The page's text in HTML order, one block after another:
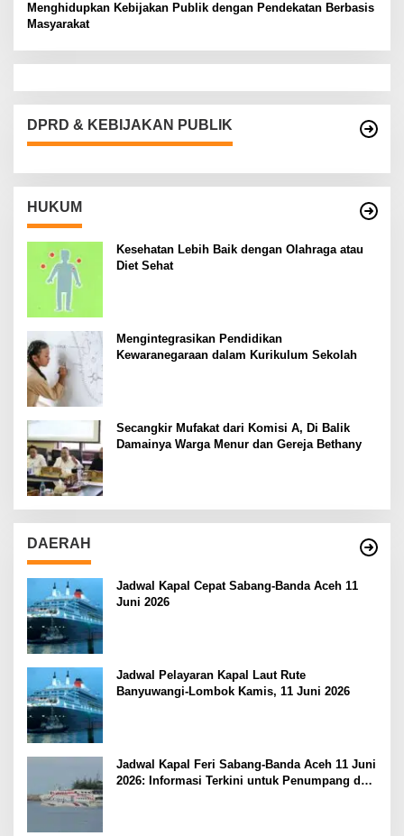
Menghidupkan Kebijakan Publik dengan Pendekatan Berbasis
Masyarakat
DPRD & KEBIJAKAN PUBLIK
HUKUM
Kesehatan Lebih Baik dengan Olahraga atau
Diet Sehat
Mengintegrasikan Pendidikan
Kewaranegaraan dalam Kurikulum Sekolah
Secangkir Mufakat dari Komisi A, Di Balik
Damainya Warga Menur dan Gereja Bethany
DAERAH
Jadwal Kapal Cepat Sabang-Banda Aceh 11
Juni 2026
Jadwal Pelayaran Kapal Laut Rute
Banyuwangi-Lombok Kamis, 11 Juni 2026
Jadwal Kapal Feri Sabang-Banda Aceh 11 Juni
2026: Informasi Terkini untuk Penumpang dan